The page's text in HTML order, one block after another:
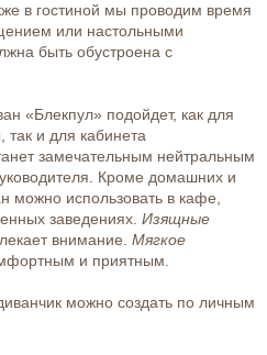
в гостиной мы проводим время
или настольными
быть обустроена с
«Блекпул» подойдет, как для
так и для кабинета
замечательным нейтральным
Кроме домашних и
можно использовать в кафе,
заведениях. Изящные
внимание. Мягкое
и приятным.
можно создать по личным